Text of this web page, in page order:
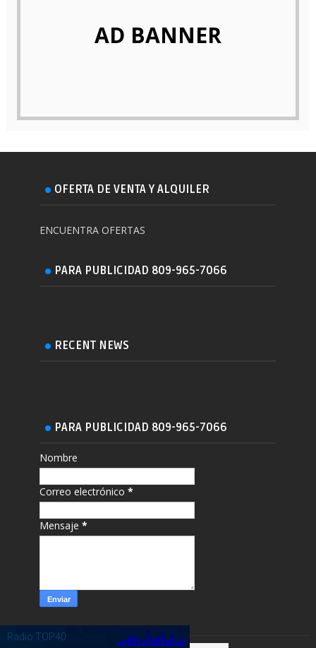
AD BANNER
OFERTA DE VENTA Y ALQUILER
ENCUENTRA OFERTAS
PARA PUBLICIDAD 809-965-7066
RECENT NEWS
PARA PUBLICIDAD 809-965-7066
Nombre
Correo electrónico*
Mensaje*